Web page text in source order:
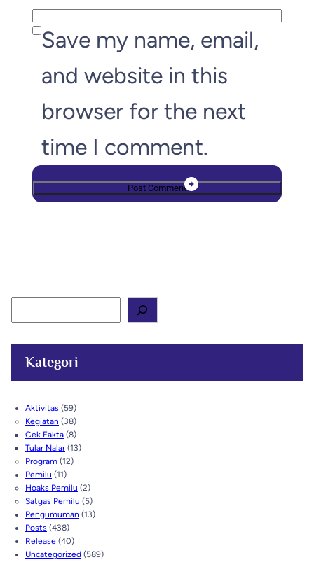
Save my name, email,
and website in this
browser for the next
time I comment.
r
Kategori
Aktivitas (59)
Kegiatan (38)
Cek Fakta (8)
Tular Nalar (13)
Program (12)
Pemilu (11)
Hoaks Pemilu (2)
Satgas Pemilu (5)
Pengumuman (13)
Posts (438)
Release (40)
Uncategorized (589)